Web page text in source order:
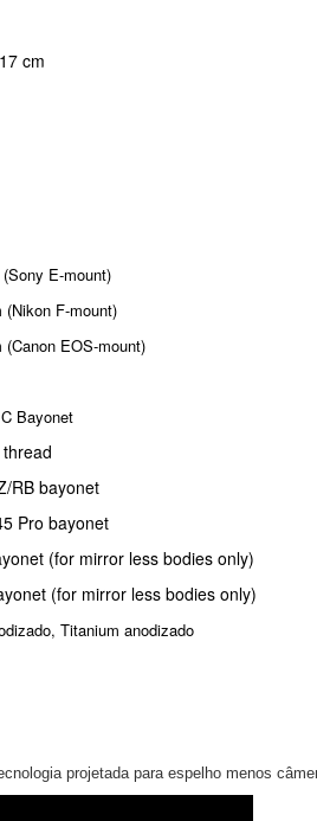
mount)
mount)
less bodies only)
less bodies only)
, Titanium anodizado
projetada para espelho menos